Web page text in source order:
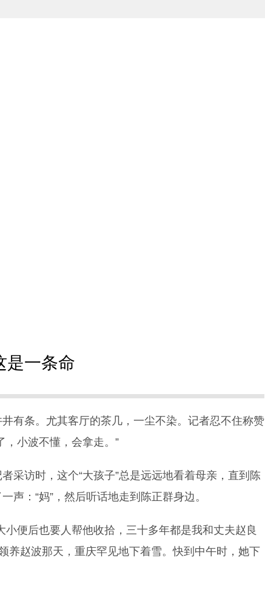
是一条命
有条。尤其客厅的茶几，一尘不染。记者忍不住称赞
，小波不懂，会拿走。”
采访时，这个“大孩子”总是远远地看着母亲，直到陈
声：“妈”，然后听话地走到陈正群身边。
小便后也要人帮他收拾，三十多年都是我和丈夫赵良
养赵波那天，重庆罕见地下着雪。快到中午时，她下